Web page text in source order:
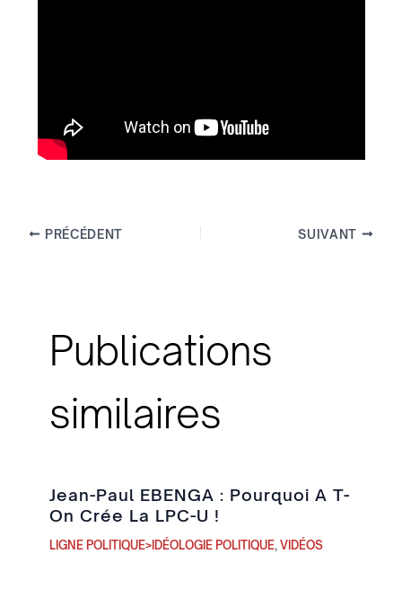
PRÉCÉDENT SUIVANT
Publications
similaires
Jean-Paul EBENGA : Pourquoi A T-
On Crée La LPC-U !
LIGNE POLITIQUE>IDÉOLOGIE POLITIQUE, VIDÉOS